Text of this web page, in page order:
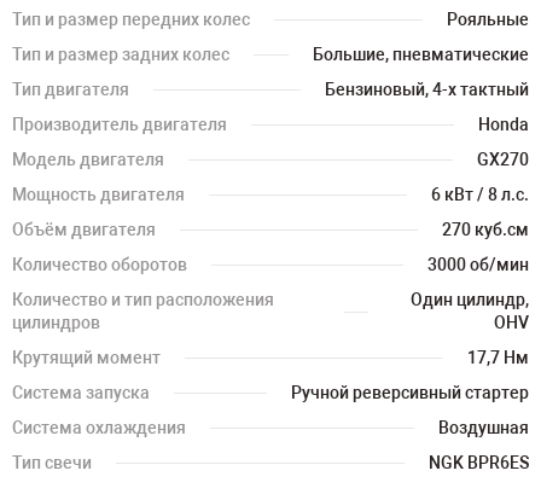
Тип и размер передних колес
Рояльные
Тип и размер задних колес
Большие, пневматические
Тип двигателя
Бензиновый, 4-х тактный
Производитель двигателя
Honda
Модель двигателя
GX270
Мощность двигателя
6 кВт / 8 л.с.
Объём двигателя
270 куб.см
Количество оборотов
3000 об/мин
Количество и тип расположения
цилиндров
Один цилиндр,
OHV
Крутящий момент
17,7 Нм
Система запуска
Ручной реверсивный стартер
Система охлаждения
Воздушная
Тип свечи
NGK BPR6ES